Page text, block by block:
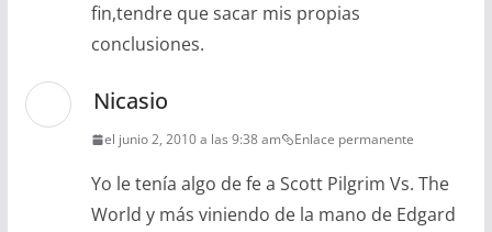
fin,tendre que sacar mis propias
conclusiones.
Nicasio
el junio 2, 2010 a las 9:38 am Enlace permanente
Yo le tenía algo de fe a Scott Pilgrim Vs. The
World y más viniendo de la mano de Edgard